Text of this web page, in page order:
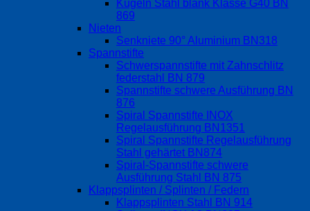
Kugeln Stahl blank Klasse G40 BN
869
Nieten
Senkniete 90° Aluminium BN318
Spannstifte
Schwerspannstifte mit Zahnschlitz
federstahl BN 879
Spannstifte schwere Ausführung BN
876
Spiral Spannstifte INOX
Regelausführung BN1351
Spiral Spannstifte Regelausführung
Stahl gehärtet BN874
Spiral-Spannstifte schwere
Ausführung Stahl BN 875
Klappsplinten / Splinten / Federn
Klappsplinten Stahl BN 914